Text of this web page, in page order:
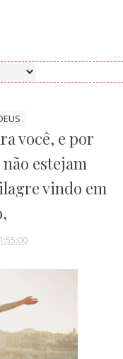
você, e por
estejam
vindo em